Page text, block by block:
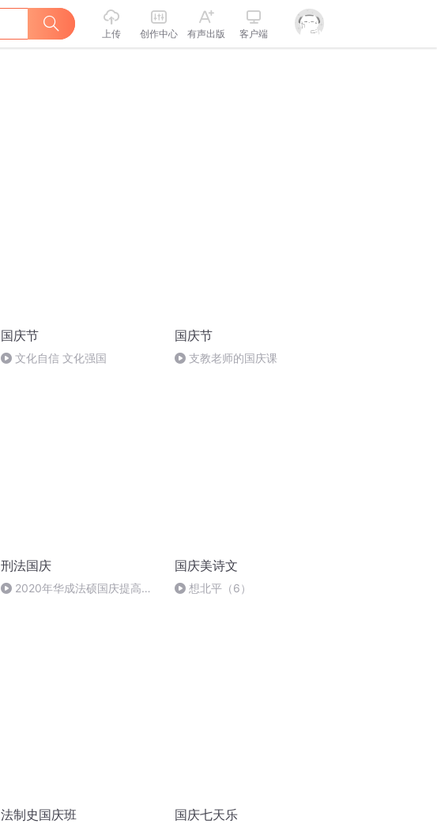
上传 创作中心 有声出版 客户端
国庆节
文化自信 文化强国
国庆节
支教老师的国庆课
刑法国庆
2020年华成法硕国庆提高班
国庆美诗文
想北平（6）
法制史国庆班 国庆七天乐